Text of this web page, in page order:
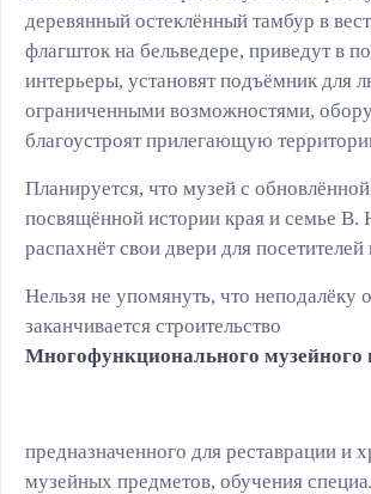
деревянный остеклённый тамбур в
флагшток на бельведере, приведут в
интерьеры, установят подъёмник для
ограниченными возможностями,
благоустроят прилегающую
Планируется, что музей с
посвящённой истории края и семье В.
распахнёт свои двери для посетителей
Нельзя не упомянуть, что неподалёку
заканчивается строительство
Многофункционального
предназначенного для реставрации и
музейных предметов, обучения